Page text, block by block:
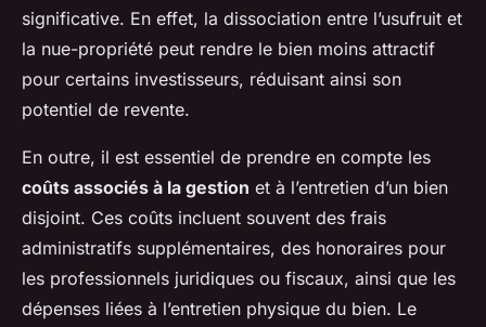
significative. En effet, la dissociation entre l’usufruit et
la nue-propriété peut rendre le bien moins attractif
pour certains investisseurs, réduisant ainsi son
potentiel de revente.
En outre, il est essentiel de prendre en compte les
coûts associés à la gestion et à l’entretien d’un bien
disjoint. Ces coûts incluent souvent des frais
administratifs supplémentaires, des honoraires pour
les professionnels juridiques ou fiscaux, ainsi que les
dépenses liées à l’entretien physique du bien. Le